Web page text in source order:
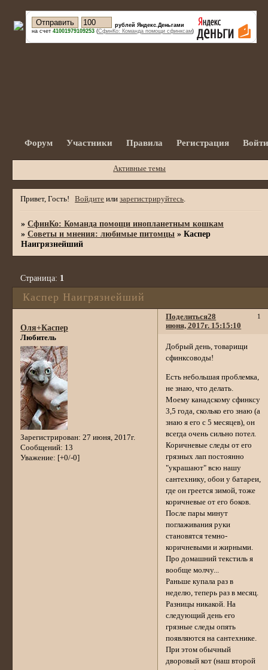
рублей Яндекс.Деньгами
на счет 41001979109253 (СфинКо: Команда помощи сфинксам)
Форум Участники Правила Регистрация
Активные темы
Привет, Гость! Войдите илизарегистрируйтесь.
»СфинКо: Команда помощи инопланетным кошкам
»Советы и мнения: любимые питомцы »Каспер
Наигрязнейший
Каспер Наигрязнейший
Страница: 1
Поделиться 1
28
июня, 2017г. 15:15:10
Оля+Каспер
Любитель
Зарегистрирован: 27 июня, 2017г.
Сообщений: 13
Уважение: [+0/-0]
Добрый день, товарищи
сфинксоводы!
Есть небольшая проблемка,
не знаю, что делать.
Моему канадскому сфинксу
3,5 года, сколько его знаю (а
знаю я его с 5 месяцев), он
всегда очень сильно потел.
Коричневые следы от его
грязных лап постоянно
"украшают" всю нашу
сантехнику, обои у батареи,
где он греется зимой, тоже
коричневые от его боков.
После пары минут
поглаживания руки
становятся темно-
коричневыми и жирными.
Про домашний текстиль я
вообще молчу...
Раньше купала раз в
неделю, теперь раз в месяц.
Разницы никакой. На
следующий день его
грязные следы опять
появляются на сантехнике.
При этом обычный
дворовый кот (наш второй